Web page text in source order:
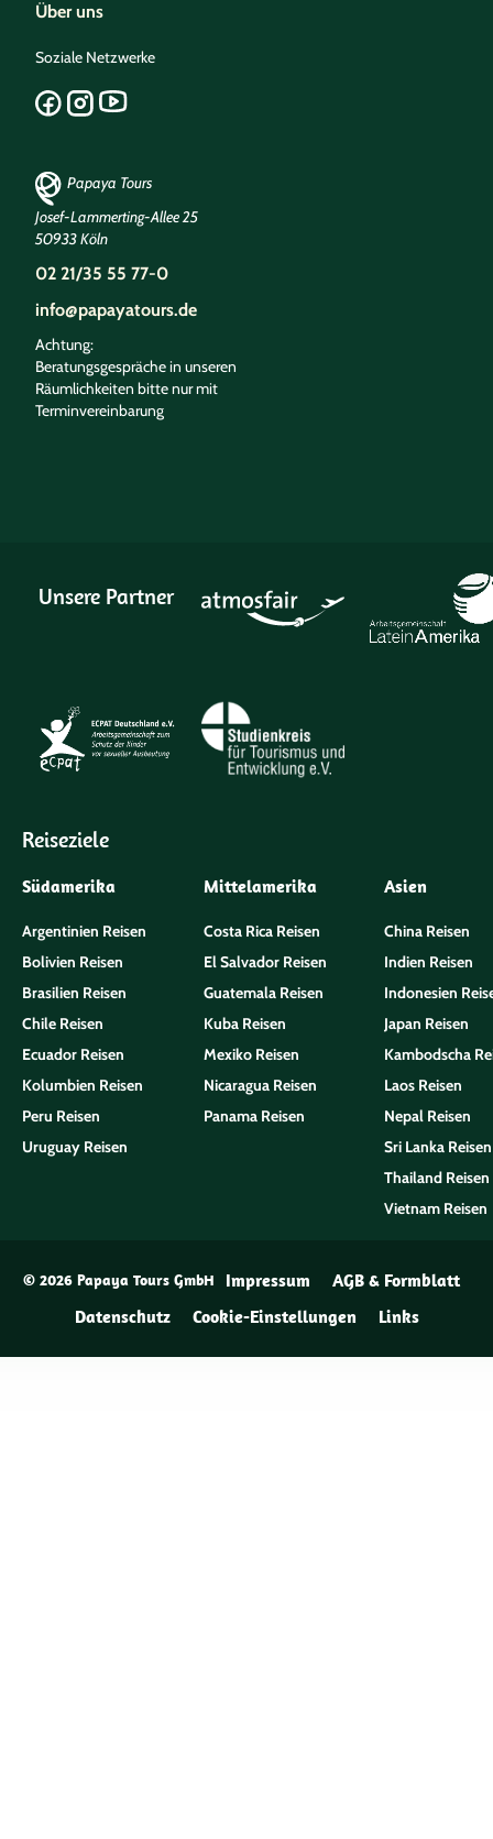
Über uns
Soziale Netzwerke
Papaya Tours
Josef-Lammerting-Allee 25
50933 Köln
02 21/35 55 77-0
info@papayatours.de
Achtung:
Beratungsgespräche in unseren
Räumlichkeiten bitte nur mit
Terminvereinbarung
Unsere Partner
Reiseziele
Südamerika
Argentinien Reisen
Bolivien Reisen
Brasilien Reisen
Chile Reisen
Ecuador Reisen
Kolumbien Reisen
Peru Reisen
Uruguay Reisen
Mittelamerika
Costa Rica Reisen
El Salvador Reisen
Guatemala Reisen
Kuba Reisen
Mexiko Reisen
Nicaragua Reisen
Panama Reisen
Asien
China Reisen
Indien Reisen
Indonesien
Japan Reisen
Kambodscha
Laos Reisen
Nepal Reisen
Sri Lanka Reisen
Thailand Reisen
Vietnam Reisen
© 2026 Papaya Tours GmbH Impressum
AGB & Formblatt
Datenschutz
Cookie-Einstellungen Links